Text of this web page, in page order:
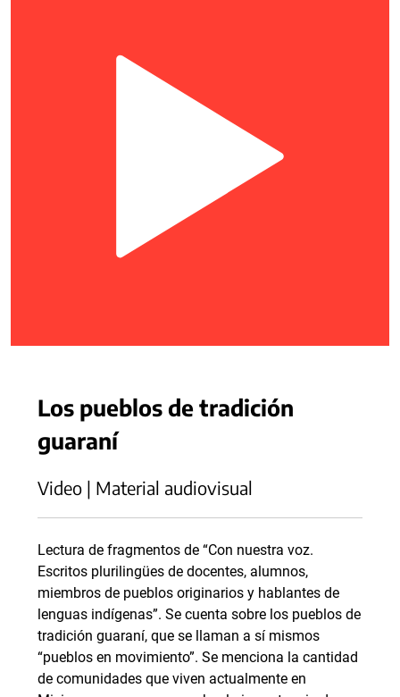
Los pueblos de tradición
guaraní
Video | Material audiovisual
Lectura de fragmentos de “Con nuestra voz.
Escritos plurilingües de docentes, alumnos,
miembros de pueblos originarios y hablantes de
lenguas indígenas”. Se cuenta sobre los pueblos de
tradición guaraní, que se llaman a sí mismos
“pueblos en movimiento”. Se menciona la cantidad
de comunidades que viven actualmente en